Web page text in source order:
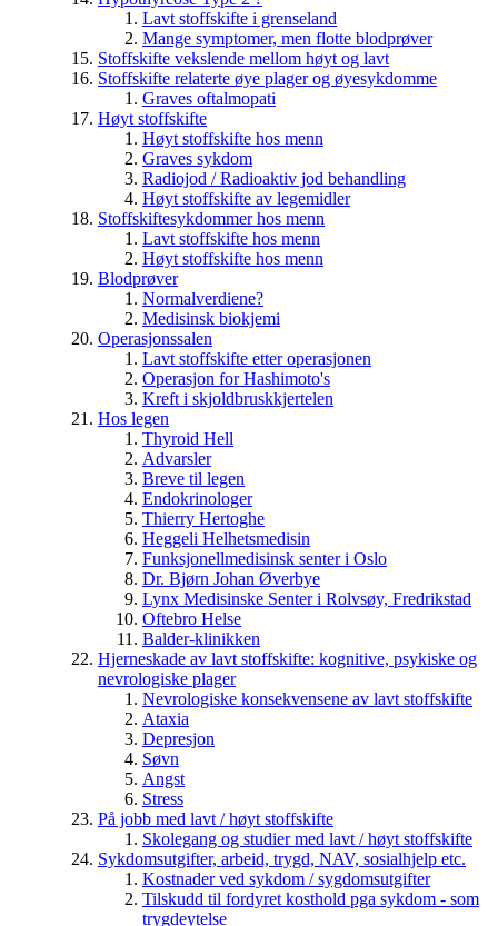
Lavt stoffskifte i grenseland
Mange symptomer, men flotte blodprøver
Stoffskifte vekslende mellom høyt og lavt
Stoffskifte relaterte øye plager og øyesykdomme
Graves oftalmopati
Høyt stoffskifte
Høyt stoffskifte hos menn
Graves sykdom
Radiojod / Radioaktiv jod behandling
Høyt stoffskifte av legemidler
Stoffskiftesykdommer hos menn
Lavt stoffskifte hos menn
Høyt stoffskifte hos menn
Blodprøver
Normalverdiene?
Medisinsk biokjemi
Operasjonssalen
Lavt stoffskifte etter operasjonen
Operasjon for Hashimoto's
Kreft i skjoldbruskkjertelen
Hos legen
Thyroid Hell
Advarsler
Breve til legen
Endokrinologer
Thierry Hertoghe
Heggeli Helhetsmedisin
Funksjonellmedisinsk senter i Oslo
Dr. Bjørn Johan Øverbye
Lynx Medisinske Senter i Rolvsøy, Fredrikstad
Oftebro Helse
Balder-klinikken
Hjerneskade av lavt stoffskifte: kognitive, psykiske og
nevrologiske plager
Nevrologiske konsekvensene av lavt stoffskifte
Ataxia
Depresjon
Søvn
Angst
Stress
På jobb med lavt / høyt stoffskifte
Skolegang og studier med lavt / høyt stoffskifte
Sykdomsutgifter, arbeid, trygd, NAV, sosialhjelp etc.
Kostnader ved sykdom / sygdomsutgifter
Tilskudd til fordyret kosthold pga sykdom - som
trygdeytelse